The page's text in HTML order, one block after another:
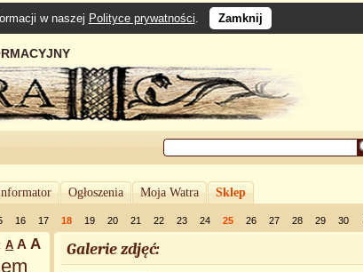
w naszej Polityce prywatności. Zamknij
Ogłoszenia Moja Watra Sklep
16 17 18 19 20 21 22 23 24 25 26 27 28 29 30
A A A Galerie zdjęć: